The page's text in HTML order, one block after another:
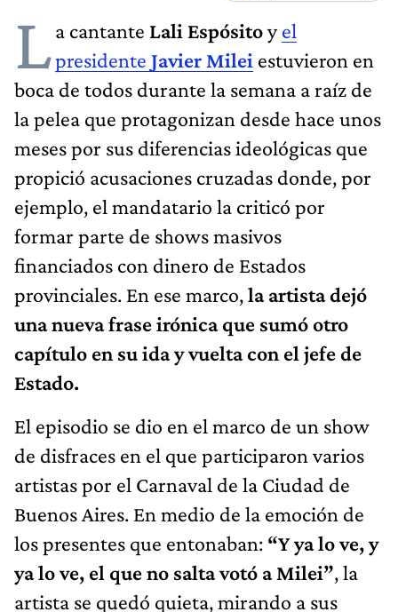
La cantante Lali Espósitoyel
presidente Javier Milei estuvieron en
boca de todos durante la semana a raíz de
la pelea que protagonizan desde hace unos
meses por sus diferencias ideológicas que
propició acusaciones cruzadas donde, por
ejemplo, el mandatario la criticó por
formar parte de shows masivos
financiados con dinero de Estados
provinciales. En ese marco,la artista dejó
una nueva frase irónica que sumó otro
capítulo en su ida y vuelta con el jefe de
Estado.
El episodio se dio en el marco de un show
de disfraces en el que participaron varios
artistas por el Carnaval de la Ciudad de
Buenos Aires. En medio de la emoción de
los presentes que entonaban: “Y ya lo ve, y
ya lo ve, el que no salta votó a Milei”, la
artista se quedó quieta, mirando a sus